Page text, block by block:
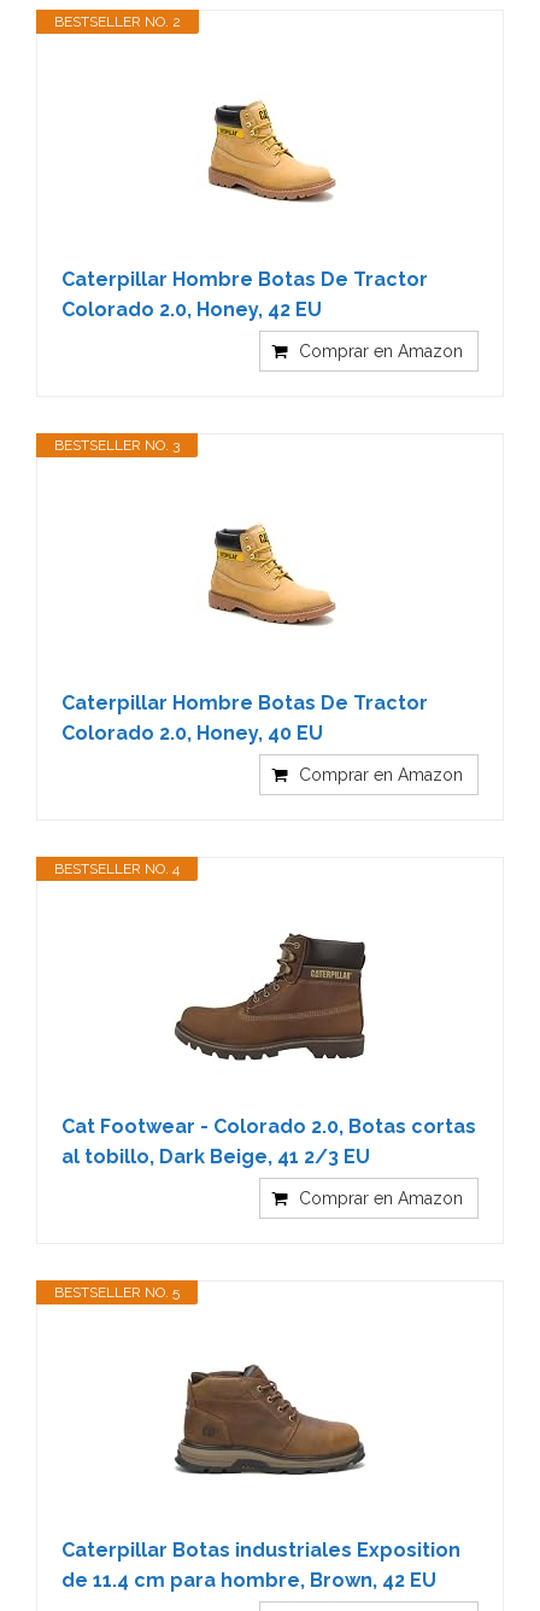
BESTSELLER NO. 2
Caterpillar Hombre Botas De Tractor
Colorado 2.0, Honey, 42 EU
Comprar en Amazon
BESTSELLER NO. 3
Caterpillar Hombre Botas De Tractor
Colorado 2.0, Honey, 40 EU
Comprar en Amazon
BESTSELLER NO. 4
Cat Footwear - Colorado 2.0, Botas cortas
al tobillo, Dark Beige, 41 2/3 EU
Comprar en Amazon
BESTSELLER NO. 5
Caterpillar Botas industriales Exposition
de 11.4 cm para hombre, Brown, 42 EU